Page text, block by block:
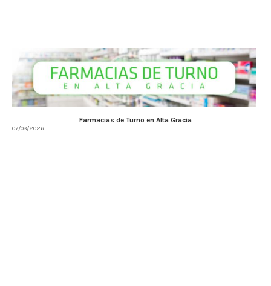
Farmacias de Turno en Alta Gracia
07/08/2026